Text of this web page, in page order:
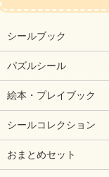
シールブック
パズルシール
絵本・プレイブック
シールコレクション
おまとめセット